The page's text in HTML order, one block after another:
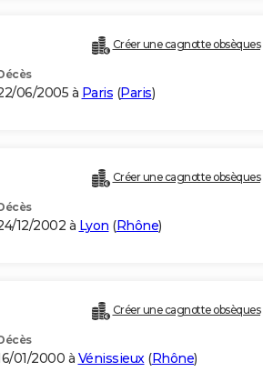
Créer une cagnotte obsèques
06/2005 à Paris (Paris)
Créer une cagnotte obsèques
12/2002 à Lyon (Rhône)
Créer une cagnotte obsèques
01/2000 à Vénissieux(Rhône)